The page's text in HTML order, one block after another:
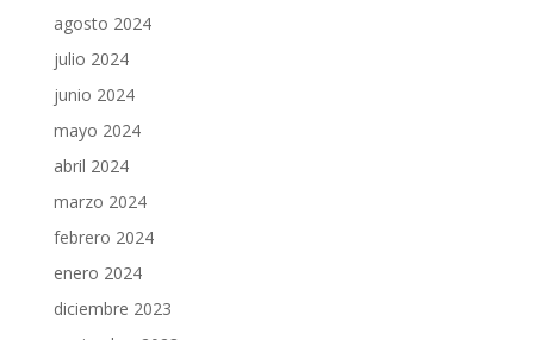
agosto 2024
julio 2024
junio 2024
mayo 2024
abril 2024
marzo 2024
febrero 2024
enero 2024
diciembre 2023